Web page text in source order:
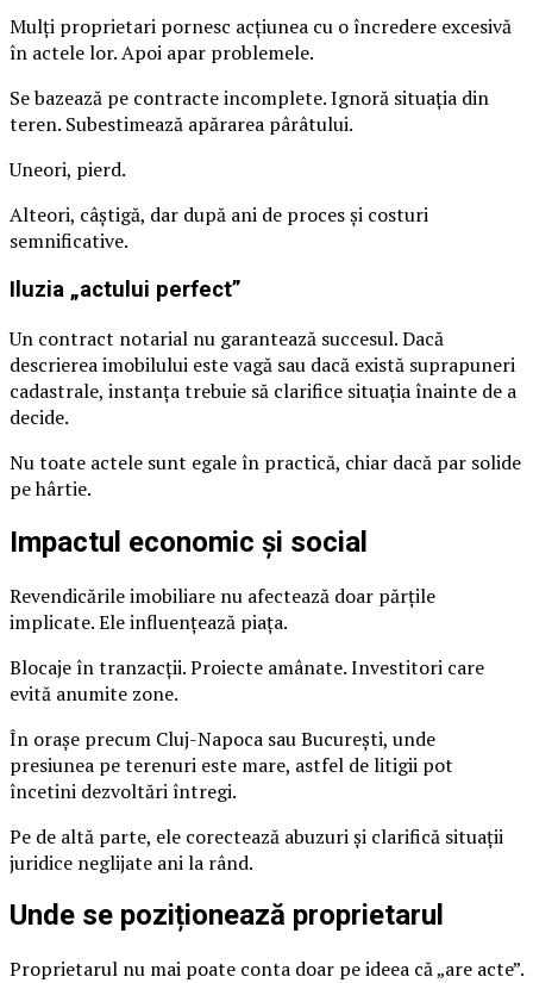
Mulți proprietari pornesc acțiunea cu o încredere excesivă
în actele lor. Apoi apar problemele.
Se bazează pe contracte incomplete. Ignoră situația din
teren. Subestimează apărarea pârâtului.
Uneori, pierd.
Alteori, câștigă, dar după ani de proces și costuri
semnificative.
Iluzia „actului perfect”
Un contract notarial nu garantează succesul. Dacă
descrierea imobilului este vagă sau dacă există suprapuneri
cadastrale, instanța trebuie să clarifice situația înainte de a
decide.
Nu toate actele sunt egale în practică, chiar dacă par solide
pe hârtie.
Impactul economic și social
Revendicările imobiliare nu afectează doar părțile
implicate. Ele influențează piața.
Blocaje în tranzacții. Proiecte amânate. Investitori care
evită anumite zone.
În orașe precum Cluj-Napoca sau București, unde
presiunea pe terenuri este mare, astfel de litigii pot
încetini dezvoltări întregi.
Pe de altă parte, ele corectează abuzuri și clarifică situații
juridice neglijate ani la rând.
Unde se poziționează proprietarul
Proprietarul nu mai poate conta doar pe ideea că „are acte”.